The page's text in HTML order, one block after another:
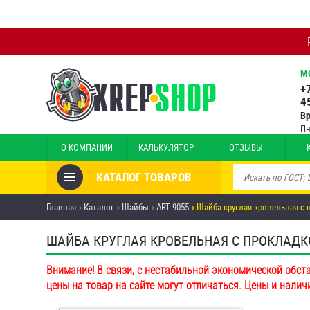
О КОМПАНИИ КАЛЬКУЛЯТОР ОТЗЫВЫ
КАТАЛОГ ТОВАРОВ
Товары со скидкой
Анкеры
Антивандальный крепёж,
инструмент
Болты и винты
Главная Каталог Шайбы ART 9055 Шайба круглая кровельная
ШАЙБА КРУГЛАЯ КРОВЕЛЬНАЯ С
Внимание! В связи, с нестабильной экономической
цены на товар на сайте могут отличаться. Цены и